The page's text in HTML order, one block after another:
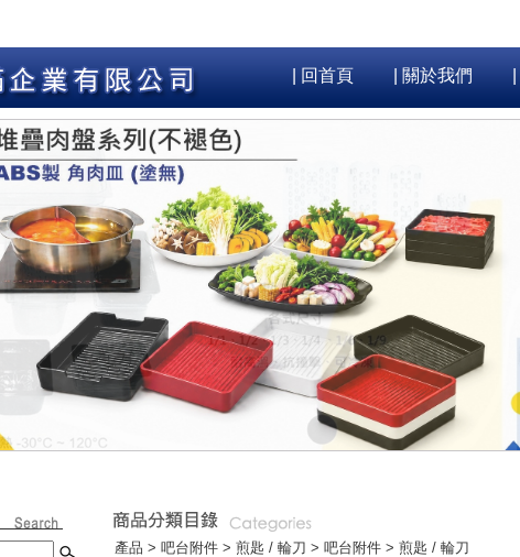
| 回首頁 | 關於我們
產品 > 吧台附件 > 煎匙 / 輪刀 > 吧台附件 > 煎匙 / 輪刀